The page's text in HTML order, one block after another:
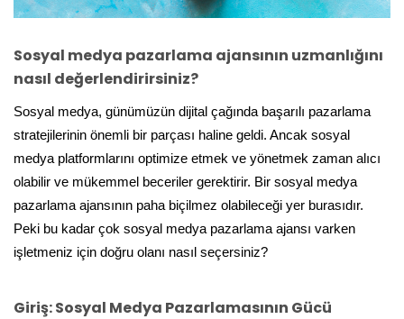
Sosyal medya pazarlama ajansının uzmanlığını
nasıl değerlendirirsiniz?
Sosyal medya, günümüzün dijital çağında başarılı pazarlama
stratejilerinin önemli bir parçası haline geldi. Ancak sosyal
medya platformlarını optimize etmek ve yönetmek zaman alıcı
olabilir ve mükemmel beceriler gerektirir. Bir sosyal medya
pazarlama ajansının paha biçilmez olabileceği yer burasıdır.
Peki bu kadar çok sosyal medya pazarlama ajansı varken
işletmeniz için doğru olanı nasıl seçersiniz?
Giriş: Sosyal Medya Pazarlamasının Gücü